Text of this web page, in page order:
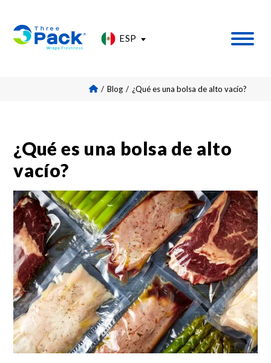
ESP
Blog ¿Qué es una bolsa de alto vacío?
¿Qué es una bolsa de alto
vacío?